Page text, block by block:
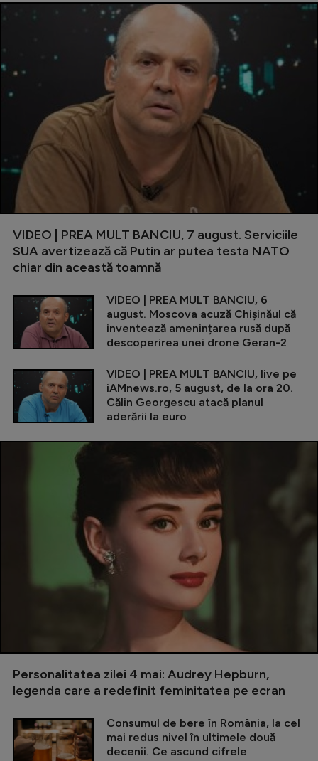
VIDEO | PREA MULT BANCIU, 7 august. Serviciile
SUA avertizează că Putin ar putea testa NATO
chiar din această toamnă
VIDEO | PREA MULT BANCIU, 6
august. Moscova acuză Chișinăul că
inventează amenințarea rusă după
descoperirea unei drone Geran-2
VIDEO | PREA MULT BANCIU, live pe
iAMnews.ro, 5 august, de la ora 20.
Călin Georgescu atacă planul
aderării la euro
Personalitatea zilei 4 mai: Audrey Hepburn,
legenda care a redefinit feminitatea pe ecran
Consumul de bere în România, la cel
mai redus nivel în ultimele două
decenii. Ce ascund cifrele